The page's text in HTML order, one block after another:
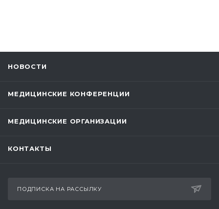
НОВОСТИ
МЕДИЦИНСКИЕ КОНФЕРЕНЦИИ
МЕДИЦИНСКИЕ ОРГАНИЗАЦИИ
КОНТАКТЫ
ПОДПИСКА НА РАССЫЛКУ